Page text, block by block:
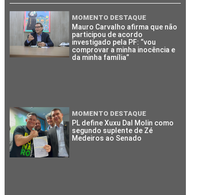
MOMENTO DESTAQUE
Mauro Carvalho afirma que não
participou de acordo
investigado pela PF: “vou
comprovar a minha inocência e
da minha família”
MOMENTO DESTAQUE
PL define Xuxu Dal Molin como
segundo suplente de Zé
Medeiros ao Senado